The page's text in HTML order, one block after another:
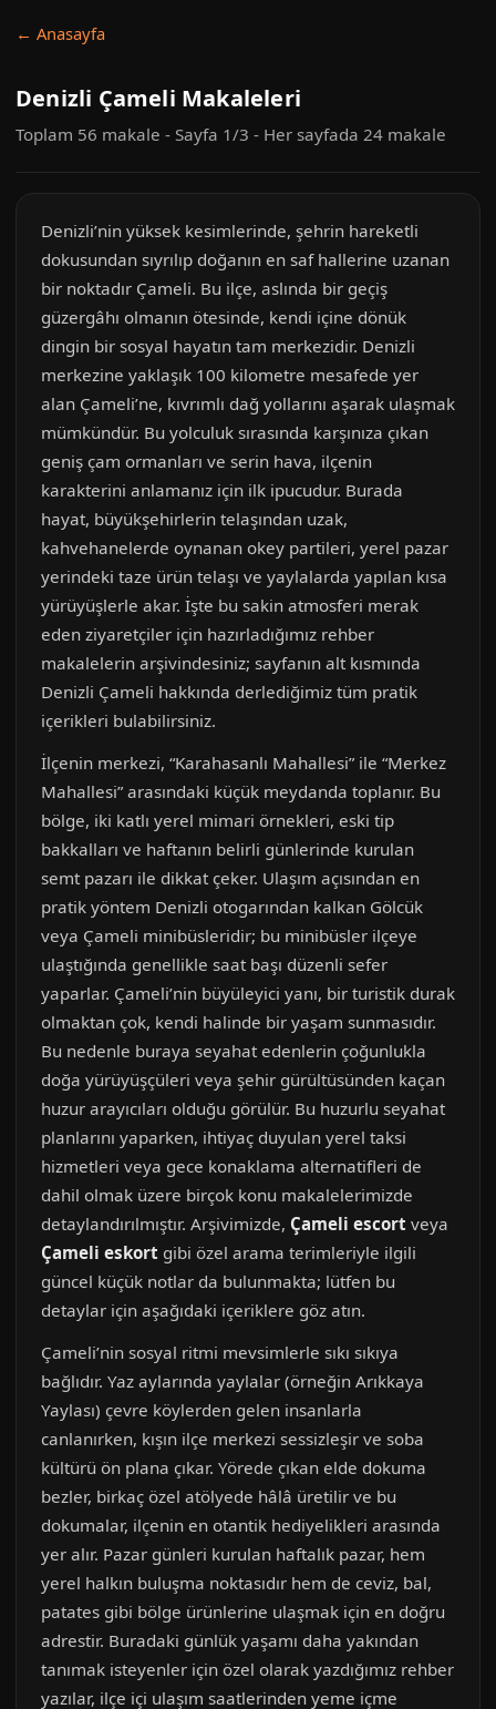
← Anasayfa
Denizli Çameli Makaleleri
Toplam 56 makale - Sayfa 1/3 - Her sayfada 24 makale
Denizli’nin yüksek kesimlerinde, şehrin hareketli
dokusundan sıyrılıp doğanın en saf hallerine uzanan
bir noktadır Çameli. Bu ilçe, aslında bir geçiş
güzergâhı olmanın ötesinde, kendi içine dönük
dingin bir sosyal hayatın tam merkezidir. Denizli
merkezine yaklaşık 100 kilometre mesafede yer
alan Çameli’ne, kıvrımlı dağ yollarını aşarak ulaşmak
mümkündür. Bu yolculuk sırasında karşınıza çıkan
geniş çam ormanları ve serin hava, ilçenin
karakterini anlamanız için ilk ipucudur. Burada
hayat, büyükşehirlerin telaşından uzak,
kahvehanelerde oynanan okey partileri, yerel pazar
yerindeki taze ürün telaşı ve yaylalarda yapılan kısa
yürüyüşlerle akar. İşte bu sakin atmosferi merak
eden ziyaretçiler için hazırladığımız rehber
makalelerin arşivindesiniz; sayfanın alt kısmında
Denizli Çameli hakkında derlediğimiz tüm pratik
içerikleri bulabilirsiniz.
İlçenin merkezi, “Karahasanlı Mahallesi” ile “Merkez
Mahallesi” arasındaki küçük meydanda toplanır. Bu
bölge, iki katlı yerel mimari örnekleri, eski tip
bakkalları ve haftanın belirli günlerinde kurulan
semt pazarı ile dikkat çeker. Ulaşım açısından en
pratik yöntem Denizli otogarından kalkan Gölcük
veya Çameli minibüsleridir; bu minibüsler ilçeye
ulaştığında genellikle saat başı düzenli sefer
yaparlar. Çameli’nin büyüleyici yanı, bir turistik durak
olmaktan çok, kendi halinde bir yaşam sunmasıdır.
Bu nedenle buraya seyahat edenlerin çoğunlukla
doğa yürüyüşçüleri veya şehir gürültüsünden kaçan
huzur arayıcıları olduğu görülür. Bu huzurlu seyahat
planlarını yaparken, ihtiyaç duyulan yerel taksi
hizmetleri veya gece konaklama alternatifleri de
dahil olmak üzere birçok konu makalelerimizde
detaylandırılmıştır. Arşivimizde, Çameli escort veya
Çameli eskort gibi özel arama terimleriyle ilgili
güncel küçük notlar da bulunmakta; lütfen bu
detaylar için aşağıdaki içeriklere göz atın.
Çameli’nin sosyal ritmi mevsimlerle sıkı sıkıya
bağlıdır. Yaz aylarında yaylalar (örneğin Arıkkaya
Yaylası) çevre köylerden gelen insanlarla
canlanırken, kışın ilçe merkezi sessizleşir ve soba
kültürü ön plana çıkar. Yörede çıkan elde dokuma
bezler, birkaç özel atölyede hâlâ üretilir ve bu
dokumalar, ilçenin en otantik hediyelikleri arasında
yer alır. Pazar günleri kurulan haftalık pazar, hem
yerel halkın buluşma noktasıdır hem de ceviz, bal,
patates gibi bölge ürünlerine ulaşmak için en doğru
adrestir. Buradaki günlük yaşamı daha yakından
tanımak isteyenler için özel olarak yazdığımız rehber
yazılar, ilçe içi ulaşım saatlerinden yeme içme